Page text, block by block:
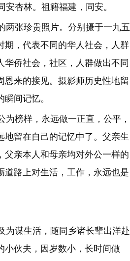
杏林。祖籍福建，同安。
张珍贵照片。分别摄于一九五
期，代表不同的华人社会，人群
侨社会，社区，人群做出不同
来的接见。摄影师历史性地留
间记忆。
榜样，永远做一正直，公平，
地留在自己的记忆中了。父亲生
父亲本人和母亲均对外公一样的
道路上对生活，工作，永远也是
谋生活，随同乡诸长辈出洋赴
小伙夫，因岁数小，长时间做